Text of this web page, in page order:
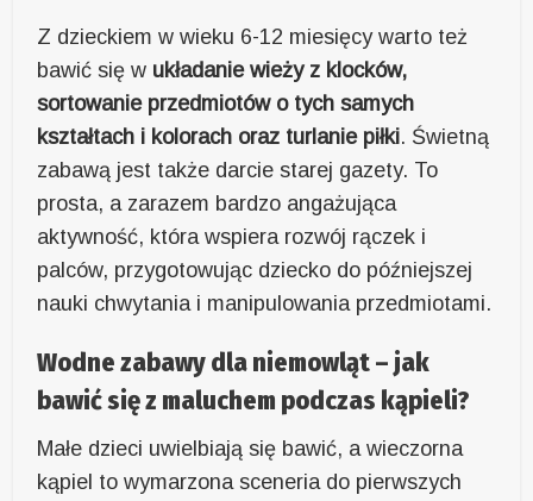
Z dzieckiem w wieku 6-12 miesięcy warto też
bawić się w układanie wieży z klocków,
sortowanie przedmiotów o tych samych
kształtach i kolorach oraz turlanie piłki. Świetną
zabawą jest także darcie starej gazety. To
prosta, a zarazem bardzo angażująca
aktywność, która wspiera rozwój rączek i
palców, przygotowując dziecko do późniejszej
nauki chwytania i manipulowania przedmiotami.
Wodne zabawy dla niemowląt – jak
bawić się z maluchem podczas kąpieli?
Małe dzieci uwielbiają się bawić, a wieczorna
kąpiel to wymarzona sceneria do pierwszych